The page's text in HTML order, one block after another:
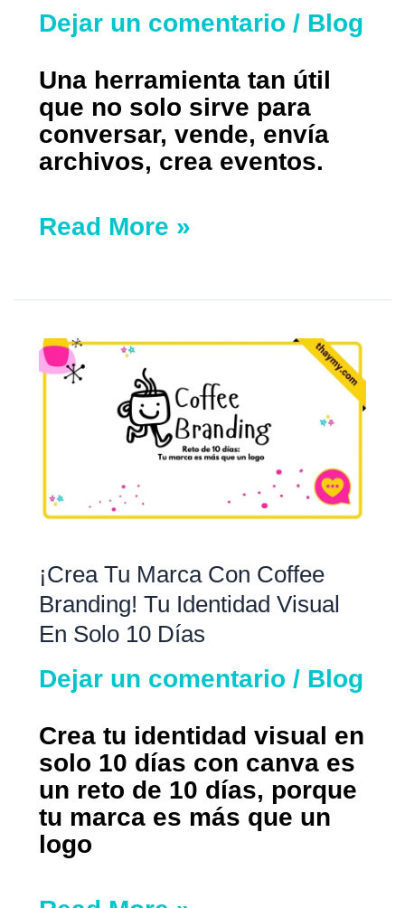
Dejar un comentario / Blog
Una herramienta tan útil
que no solo sirve para
conversar, vende, envía
archivos, crea eventos.
Read More »
¡Crea Tu Marca Con Coffee
Branding! Tu Identidad Visual
En Solo 10 Días
Dejar un comentario / Blog
Crea tu identidad visual en
solo 10 días con canva es
un reto de 10 días, porque
tu marca es más que un
logo
¡Crea
tu
Branding!
tu
visual
en
solo
10
días